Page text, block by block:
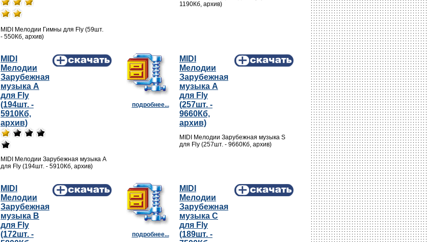
MIDI Мелодии Гимны для Fly (59шт.
- 550Кб, архив)
1190Кб, архив)
MIDI
Мелодии
Зарубежная
музыка A
для Fly
(194шт. -
5910Кб,
архив)
MIDI Мелодии Зарубежная музыка A
для Fly (194шт. - 5910Кб, архив)
подробнее...
MIDI
Мелодии
Зарубежная
музыка A
для Fly
(257шт. -
9660Кб,
архив)
MIDI Мелодии Зарубежная музыка S
для Fly (257шт. - 9660Кб, архив)
MIDI
Мелодии
Зарубежная
музыка B
для Fly
(172шт. -
подробнее...
MIDI
Мелодии
Зарубежная
музыка C
для Fly
(189шт. -